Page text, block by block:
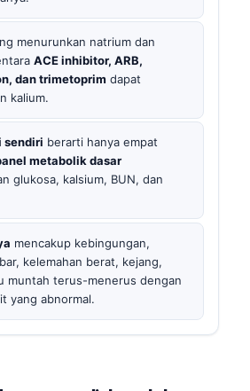
menurunkan natrium dan
ACE inhibitor, ARB,
dan trimetoprim dapat
kalium.
sendiri berarti hanya empat
metabolik dasar
glukosa, kalsium, BUN, dan
mencakup kebingungan,
kelemahan berat, kejang,
muntah terus-menerus dengan
yang abnormal.